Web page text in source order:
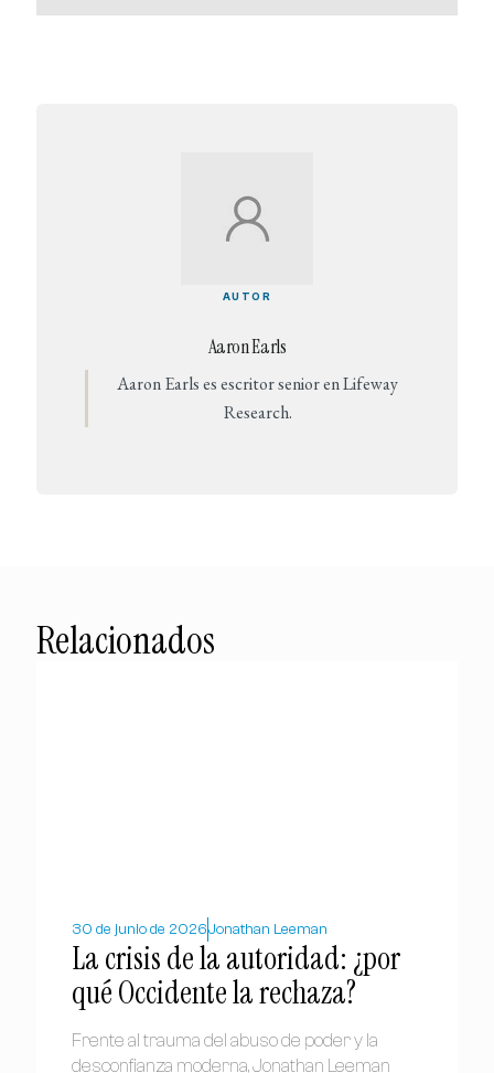
AUTOR
Aaron Earls
Aaron Earls es escritor senior en Lifeway
Research.
Relacionados
30 de junio de 2026Jonathan Leeman
La crisis de la autoridad: ¿por
qué Occidente la rechaza?
Frente al trauma del abuso de poder y la
desconfianza moderna, Jonathan Leeman